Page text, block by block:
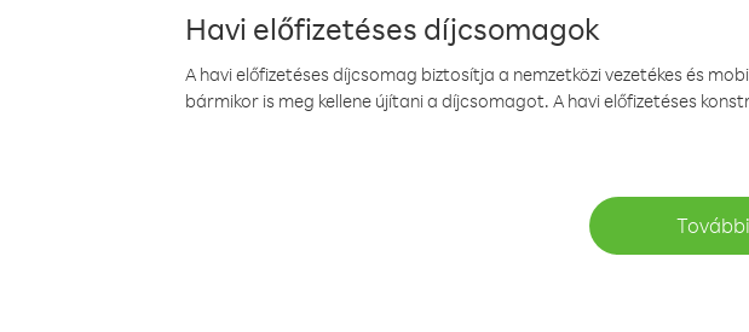
Havi előfizetéses díjcsomagok
A havi előfizetéses díjcsomag biztosítja a nemzetközi vezetékes és
bármikor is meg kellene újítani a díjcsomagot. A havi előfizetéses